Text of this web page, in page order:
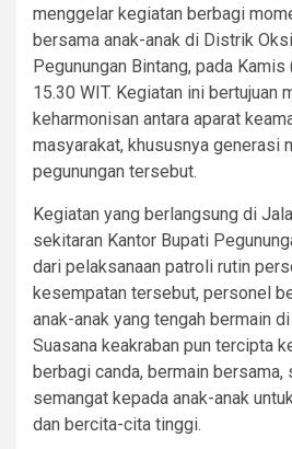
menggelar kegiatan berbagi
bersama anak-anak di Distrik
Pegunungan Bintang, pada
15.30 WIT. Kegiatan ini bertujuan
keharmonisan antara aparat
masyarakat, khususnya generasi
pegunungan tersebut.
Kegiatan yang berlangsung di
sekitaran Kantor Bupati
dari pelaksanaan patroli rutin
kesempatan tersebut, personel
anak-anak yang tengah bermain
Suasana keakraban pun tercipta
berbagi canda, bermain bersama,
semangat kepada anak-anak
dan bercita-cita tinggi.